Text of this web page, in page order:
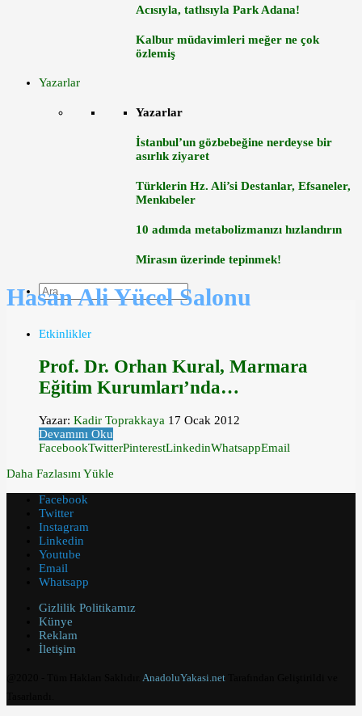
Acısıyla, tatlısıyla Park Adana!
Kalbur müdavimleri meğer ne çok
özlemiş
Yazarlar
Yazarlar
İstanbul’un gözbebeğine nerdeyse bir
asırlık ziyaret
Türklerin Hz. Ali’si Destanlar, Efsaneler,
Menkıbeler
10 adımda metabolizmanızı hızlandırın
Mirasın üzerinde tepinmek!
Hasan Ali Yücel Salonu
Etkinlikler
Prof. Dr. Orhan Kural, Marmara
Eğitim Kurumları’nda…
Yazar: Kadir Toprakkaya 17 Ocak 2012
Devamını Oku
FacebookTwitterPinterestLinkedinWhatsappEmail
Daha Fazlasını Yükle
Facebook
Twitter
Instagram
Linkedin
Youtube
Email
Whatsapp
Gizlilik Politikamız
Künye
Reklam
İletişim
AnadoluYakasi.net